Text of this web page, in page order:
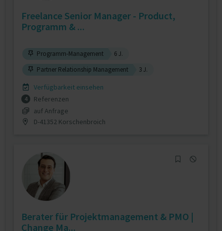
Freelance Senior Manager - Product,
Programm & ...
Programm-Management
6 J.
Partner Relationship Management
3 J.
Verfügbarkeit einsehen
4
Referenzen
auf Anfrage
D-41352 Korschenbroich
Berater für Projektmanagement & PMO |
Change Ma...